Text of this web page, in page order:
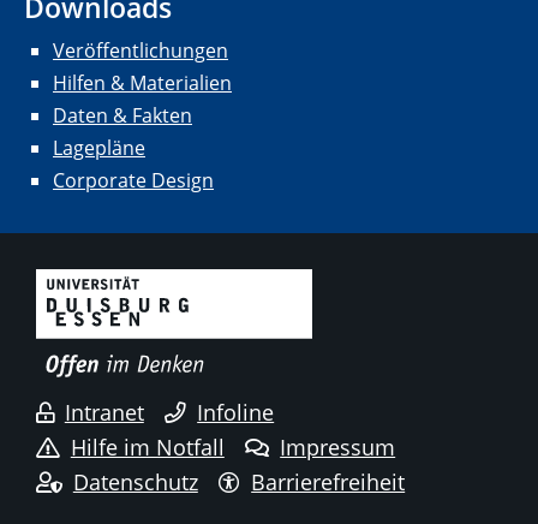
Veröffentlichungen
Hilfen & Materialien
Daten & Fakten
Lagepläne
Corporate Design
Intranet
Infoline
Hilfe im Notfall
Impressum
Datenschutz
Barrierefreiheit